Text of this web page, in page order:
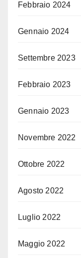
Febbraio 2024
Gennaio 2024
Settembre 2023
Febbraio 2023
Gennaio 2023
Novembre 2022
Ottobre 2022
Agosto 2022
Luglio 2022
Maggio 2022